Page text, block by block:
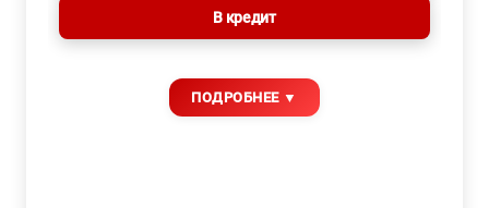
В кредит